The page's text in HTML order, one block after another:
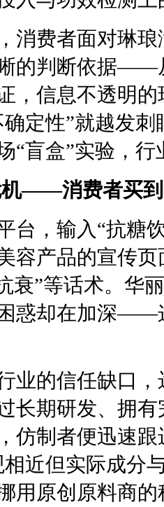
费者面对琳琅
的判断依据——
，信息不透明
确定性”就越发
“盲盒”实验，
——消费者买到
，输入“抗糖饮
容产品的宣传
衰”等话术。华
惑却在加深——
的信任缺口，
长期研发、拥
仿制者便迅速
近但实际成分
用原创原料商